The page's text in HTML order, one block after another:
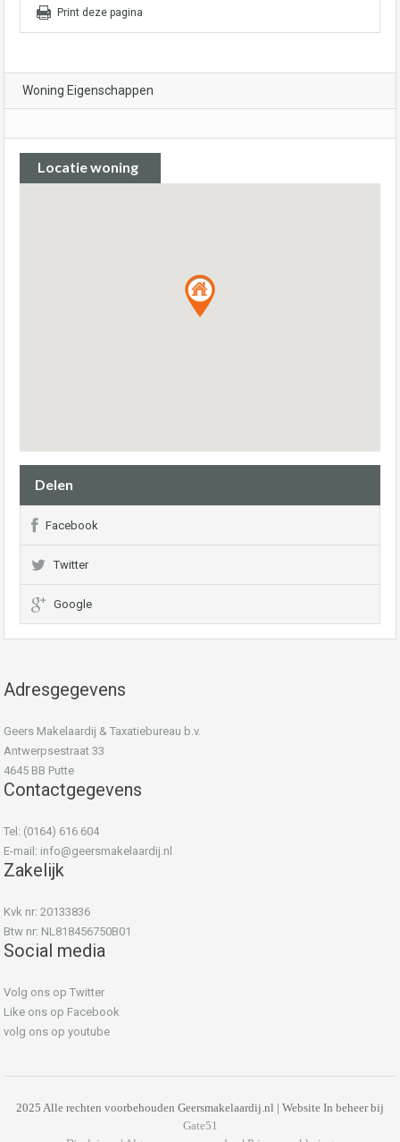
Print deze pagina
Woning Eigenschappen
Locatie woning
Delen
Facebook
Twitter
Google
Adresgegevens
Geers Makelaardij & Taxatiebureau b.v.
Antwerpsestraat 33
4645 BB Putte
Contactgegevens
Tel: (0164) 616 604
E-mail: info@geersmakelaardij.nl
Zakelijk
Kvk nr: 20133836
Btw nr: NL818456750B01
Social media
Volg ons op Twitter
Like ons op Facebook
volg ons op youtube
2025 Alle rechten voorbehouden Geersmakelaardij.nl | Website In beheer bij
Gate51